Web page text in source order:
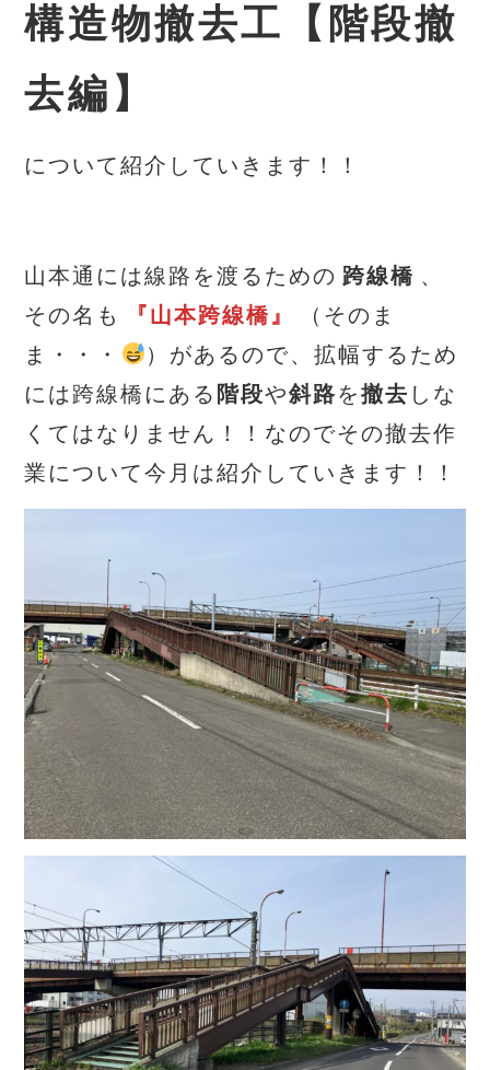
構造物撤去工【階段撤
去編】
について紹介していきます！！
山本通には線路を渡るための 跨線橋 、
その名も
『山本跨線橋』
（そのま
ま・・・
）があるので、拡幅するため
には跨線橋にある 階段や斜路を撤去 しな
くてはなりません！！なのでその撤去作
業について今月は紹介していきます！！